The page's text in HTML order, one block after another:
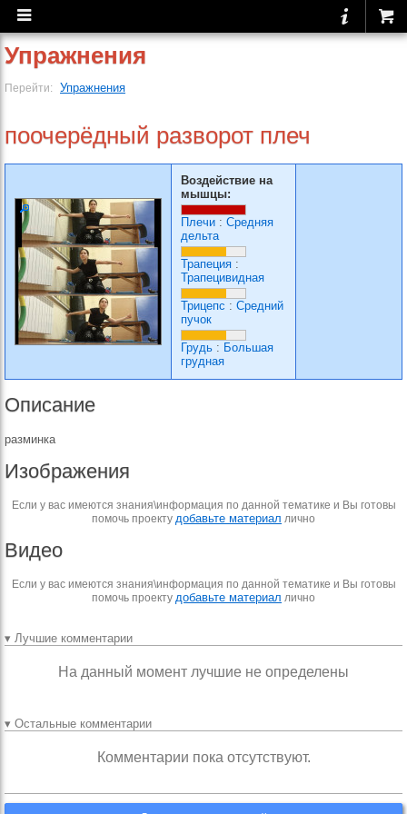
Упражнения
Перейти: Упражнения
поочерёдный разворот плеч
Воздействие на
мышцы:
Плечи : Средняя
дельта
Трапеция :
Трапецивидная
Трицепс : Средний
пучок
Грудь : Большая
грудная
Описание
разминка
Изображения
Если у вас имеются знания\информация по данной тематике и Вы готовы
помочь проекту добавьте материал лично
Видео
Если у вас имеются знания\информация по данной тематике и Вы готовы
помочь проекту добавьте материал лично
▾ Лучшие комментарии
На данный момент лучшие не определены
▾ Остальные комментарии
Комментарии пока отсутствуют.